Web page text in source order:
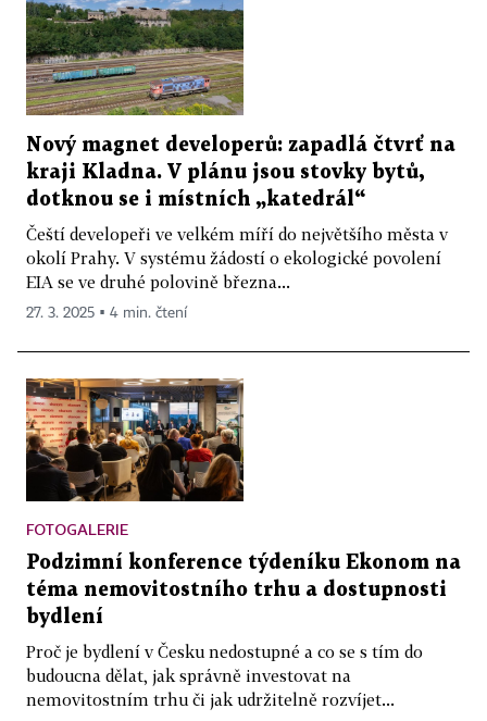
Nový magnet developerů: zapadlá čtvrť na
kraji Kladna. V plánu jsou stovky bytů,
dotknou se i místních „katedrál“
Čeští developeři ve velkém míří do největšího města v
okolí Prahy. V systému žádostí o ekologické povolení
EIA se ve druhé polovině března...
27. 3. 2025 ▪ 4 min. čtení
FOTOGALERIE
Podzimní konference týdeníku Ekonom na
téma nemovitostního trhu a dostupnosti
bydlení
Proč je bydlení v Česku nedostupné a co se s tím do
budoucna dělat, jak správně investovat na
nemovitostním trhu či jak udržitelně rozvíjet...